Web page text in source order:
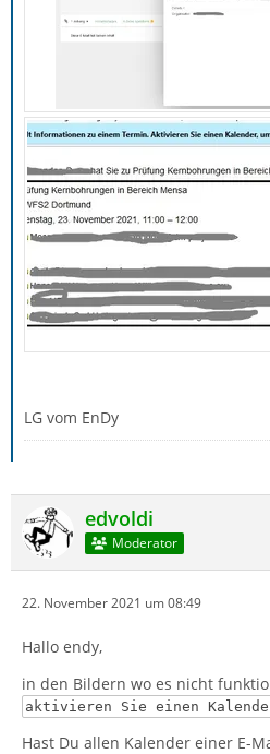
LG vom EnDy
edvoldi
Moderator
22. November 2021 um 08:49
Hallo endy,
in den Bildern wo es nicht
aktivieren Sie einen
Hast Du allen Kalender einer E-